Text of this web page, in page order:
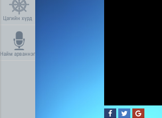
Цагийн хүрд
Найм арваннэг